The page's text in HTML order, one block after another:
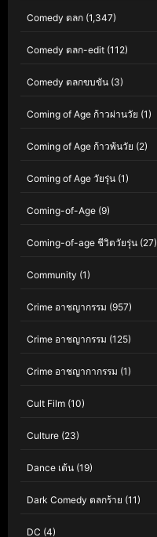
Comedy ตลก (1,347)
Comedy ตลก-edit (112)
Comedy ตลกขบขัน (3)
Coming of Age ก้าวผ่านวัย (1)
Coming of Age ก้าวพ้นวัย (2)
Coming of Age วัยรุ่น (1)
Coming-of-Age (9)
Coming-of-age ชีวิตวัยรุ่น (27)
Community (1)
Crime อาชญากรรม (957)
Crime อาชญากรรม (125)
Crime อาชญากากรรม (1)
Cult Film (10)
Culture (23)
Dance เต้น (19)
Dark Comedy ตลกร้าย (11)
DC (4)